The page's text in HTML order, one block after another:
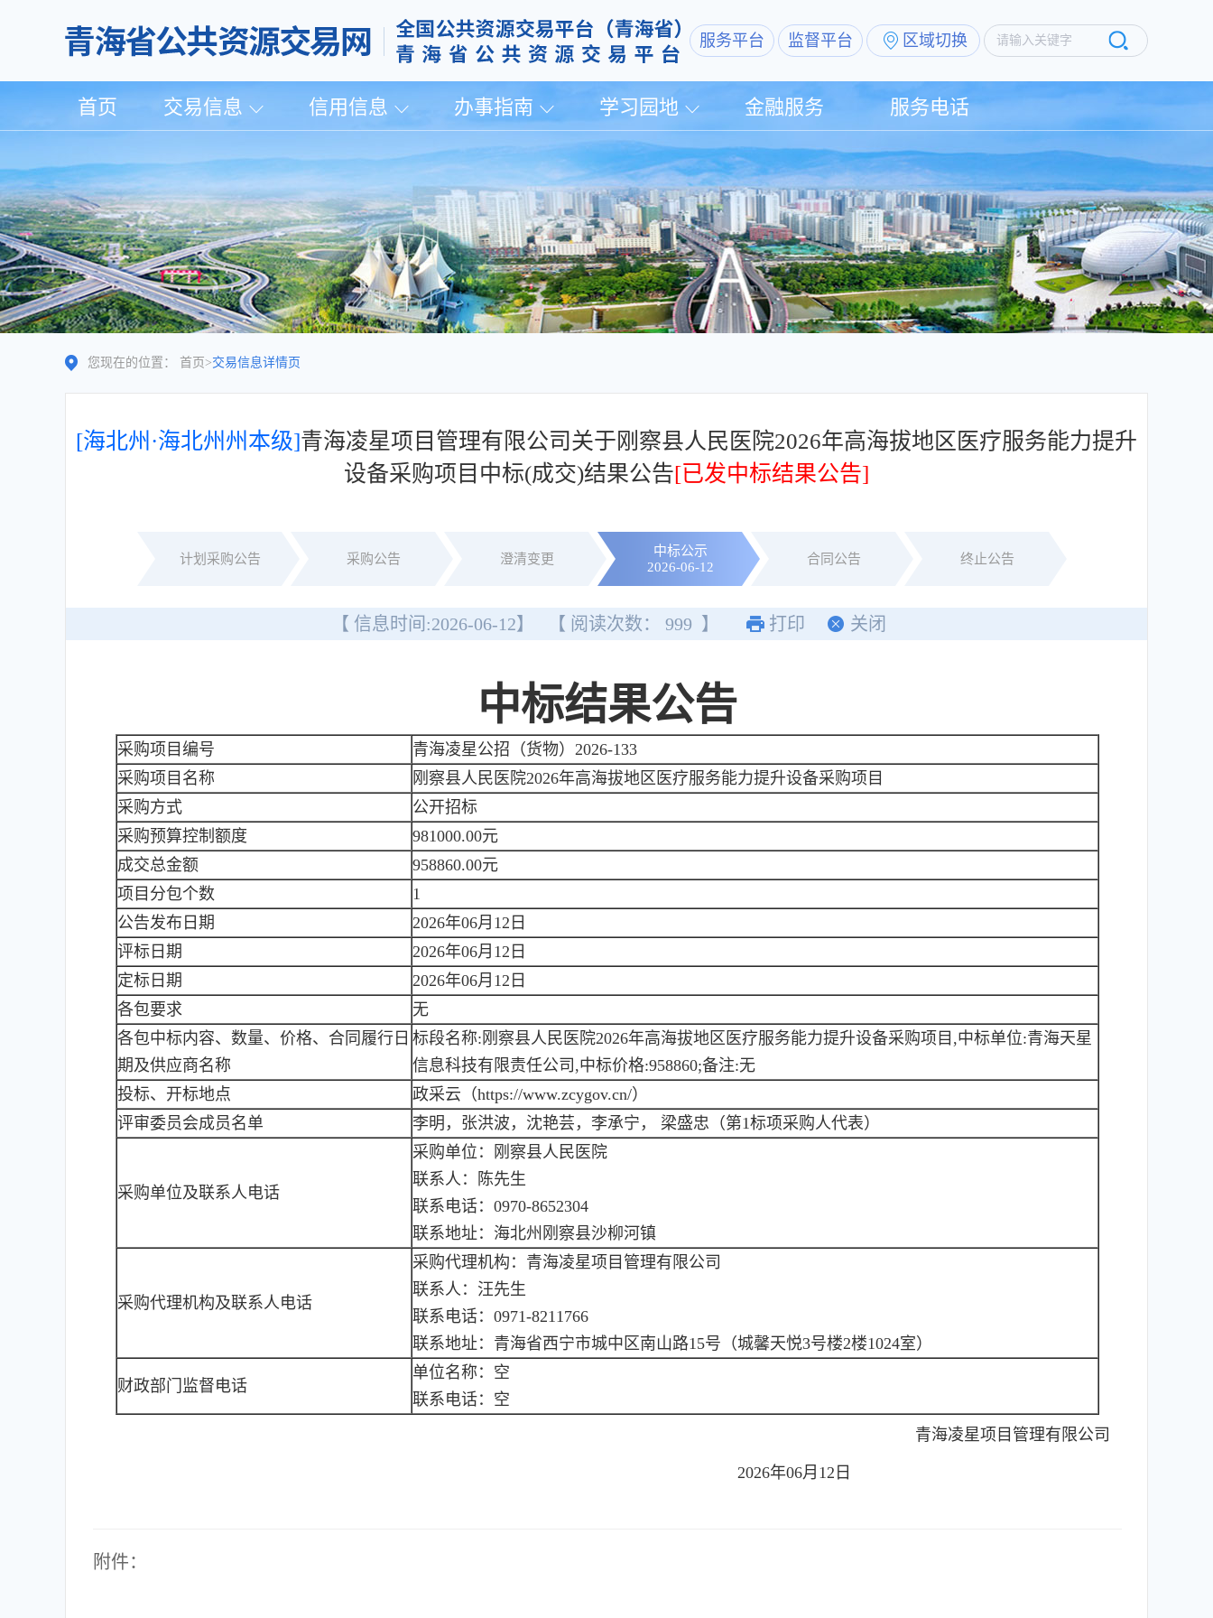
服务平台 监督平台 区域切换 请输入关键字
首页 交易信息 信用信息 办事指南 学习园地 金融服务 服务电话
您现在的位置： 首页 >交易信息详情页
[海北州·海北州州本级]青海凌星项目管理有限公司关于刚察县人民医院2026年高海拔地区医疗服务能力提升
设备采购项目中标(成交)结果公告[已发中标结果公告]
计划采购公告 采购公告 澄清变更
中标公示
2026-06-12
合同公告 终止公告
【 信息时间:2026-06-12】 【 阅读次数： 999 】 打印 关闭
中标结果公告
采购项目编号
青海凌星公招（货物）2026-133
采购项目名称
刚察县人民医院2026年高海拔地区医疗服务能力提升设备采购项目
采购方式
公开招标
采购预算控制额度
981000.00元
成交总金额
958860.00元
项目分包个数
1
公告发布日期
2026年06月12日
评标日期
2026年06月12日
定标日期
2026年06月12日
各包要求
无
各包中标内容、数量、价格、合同履行日
期及供应商名称
标段名称:刚察县人民医院2026年高海拔地区医疗服务能力提升设备采购项目,中标单位:青海天星
信息科技有限责任公司,中标价格:958860;备注:无
投标、开标地点
政采云（https://www.zcygov.cn/）
评审委员会成员名单
李明，张洪波，沈艳芸，李承宁， 梁盛忠（第1标项采购人代表）
采购单位及联系人电话
采购单位：刚察县人民医院
联系人：陈先生
联系电话：0970-8652304
联系地址：海北州刚察县沙柳河镇
采购代理机构及联系人电话
采购代理机构：青海凌星项目管理有限公司
联系人：汪先生
联系电话：0971-8211766
联系地址：青海省西宁市城中区南山路15号（城馨天悦3号楼2楼1024室）
财政部门监督电话
单位名称：空
联系电话：空
青海凌星项目管理有限公司
2026年06月12日
附件：